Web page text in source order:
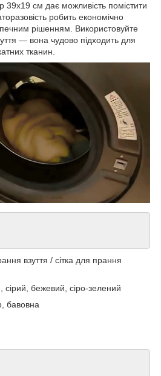
39х19 см дає можливість помістити
робить економічно
рішенням. Використовуйте
— вона чудово підходить для
тканин.
взуття / сітка для прання
сірий, бежевий, сіро-зелений
бавовна